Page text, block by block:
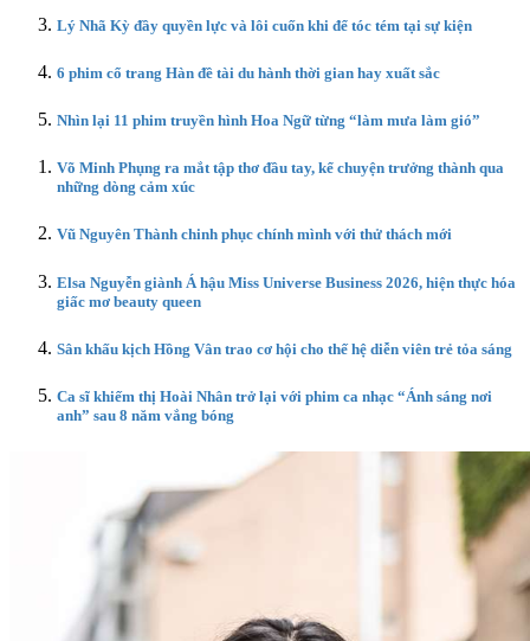
Lý Nhã Kỳ đầy quyền lực và lôi cuốn khi để tóc tém tại sự kiện
6 phim cổ trang Hàn đề tài du hành thời gian hay xuất sắc
Nhìn lại 11 phim truyền hình Hoa Ngữ từng “làm mưa làm gió”
Võ Minh Phụng ra mắt tập thơ đầu tay, kể chuyện trưởng thành qua
những dòng cảm xúc
Vũ Nguyên Thành chinh phục chính mình với thử thách mới
Elsa Nguyễn giành Á hậu Miss Universe Business 2026, hiện thực hóa
giấc mơ beauty queen
Sân khấu kịch Hồng Vân trao cơ hội cho thế hệ diễn viên trẻ tỏa sáng
Ca sĩ khiếm thị Hoài Nhân trở lại với phim ca nhạc “Ánh sáng nơi
anh” sau 8 năm vắng bóng